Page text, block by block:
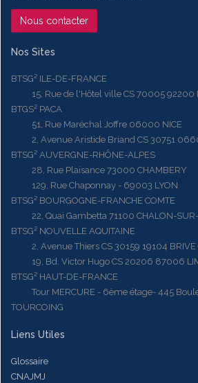
Nous contacter
Nos Sites
BTSG² ILE-DE-FRANCE
15, Rue de l'Hôtel ville CS 70005 92200
BTGS² PACA
51, Rue Maréchal Joffre 06000 NICE
2, Avenue Aristide Briand CS 30751
BTSG² AUVERGNE-RHÔNE-ALPES
28, Rue Plaisance 73000 CHAMBERY
129, Rue Chaponnay - 69003 LYON
BTSG² BOURGOGNE-FRANCHE COMTE
22, Quai Gambetta 71100 CHALON-SUR-
BTSG² NOUVELLE AQUITAINE
2, Avenue Thiers CS 30159 19104 BRIVE
19, Bd. Victor Hugo CS 20206 87006
BTSG² HAUT-DE-FRANCE
Tour MERCURE - 6ème étage- 445
TOURCOING
Liens Utiles
Glossaire
CNAJMJ